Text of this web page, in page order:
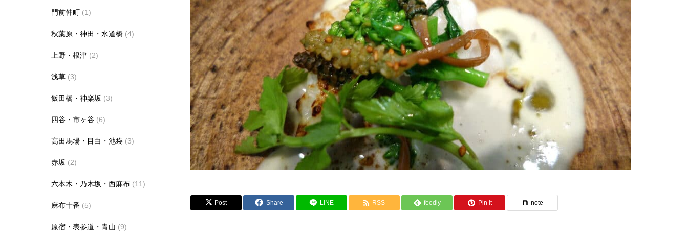
Post Share LINE RSS feedly Pin it note
門前仲町 (1)
秋葉原・神田・水道橋 (4)
上野・根津 (2)
浅草 (3)
飯田橋・神楽坂 (3)
四谷・市ヶ谷 (6)
高田馬場・目白・池袋 (3)
赤坂 (2)
六本木・乃木坂・西麻布 (11)
麻布十番 (5)
原宿・表参道・青山 (9)